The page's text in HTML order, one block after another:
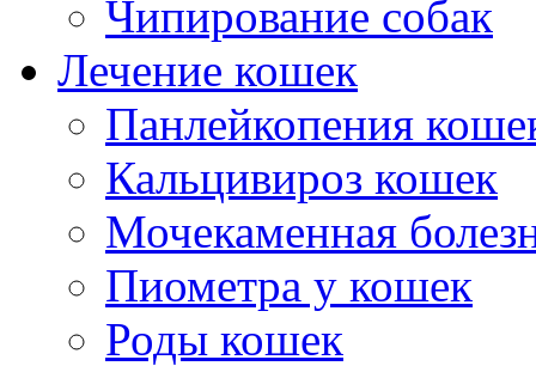
Чипирование собак
Лечение кошек
Панлейкопения
Кальцивироз кошек
Мочекаменная
Пиометра у кошек
Роды кошек